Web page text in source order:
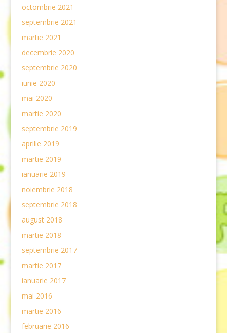
octombrie 2021
septembrie 2021
martie 2021
decembrie 2020
septembrie 2020
iunie 2020
mai 2020
martie 2020
septembrie 2019
aprilie 2019
martie 2019
ianuarie 2019
noiembrie 2018
septembrie 2018
august 2018
martie 2018
septembrie 2017
martie 2017
ianuarie 2017
mai 2016
martie 2016
februarie 2016